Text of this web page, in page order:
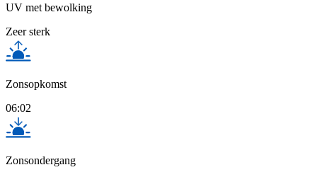
UV met bewolking
Zeer sterk
Zonsopkomst
06:02
Zonsondergang